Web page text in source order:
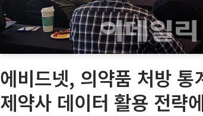
에비드넷, 의약품 처방
제약사 데이터 활용 전략